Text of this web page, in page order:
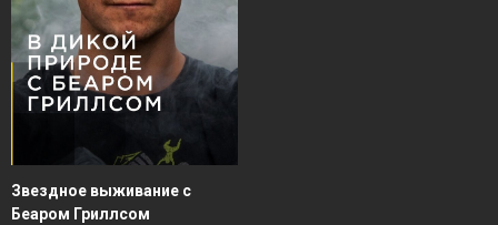
Звездное выживание с
Беаром Гриллсом